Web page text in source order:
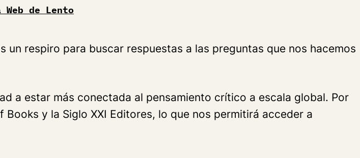
de Lento
respiro para buscar respuestas a las preguntas que nos hacemos
a estar más conectada al pensamiento crítico a escala global. Por
y la Siglo XXI Editores, lo que nos permitirá acceder a